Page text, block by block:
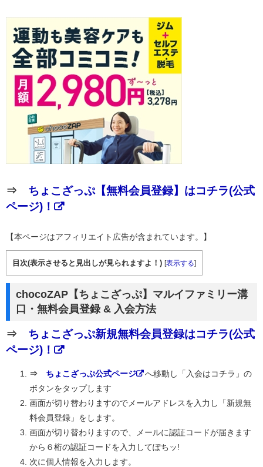
⇒ ちょこざっぷ【無料会員登録】はコチラ(公式
ページ)！
【本ページはアフィリエイト広告が含まれています。】
目次(表示させると見出しが見られますよ！) [表示する]
chocoZAP【ちょこざっぷ】マルイファミリー溝
口・無料会員登録 & 入会方法
⇒ ちょこざっぷ新規無料会員登録はコチラ(公式
ページ)！
⇒ ちょこざっぷ公式ページ
へ移動し「入会はコチラ」の
ボタンをタップします
画面が切り替わりますのでメールアドレスを入力し「新規無
料会員登録」をします。
画面が切り替わりますので、メールに認証コードが届きます
から６桁の認証コードを入力してぽちッ!
次に個人情報を入力します。